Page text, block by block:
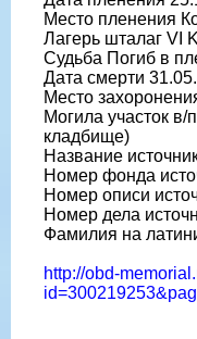
Место пленения
Лагерь шталаг VI
Судьба Погиб в
Дата смерти
Место
Могила участок
кладбище)
Название
Номер фонда
Номер описи
Номер дела
Фамилия на
http://obd-